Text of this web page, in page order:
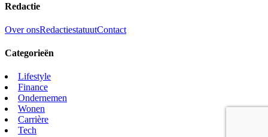
Redactie
Over onsRedactiestatuutContact
Categorieën
Lifestyle
Finance
Ondernemen
Wonen
Carrière
Tech